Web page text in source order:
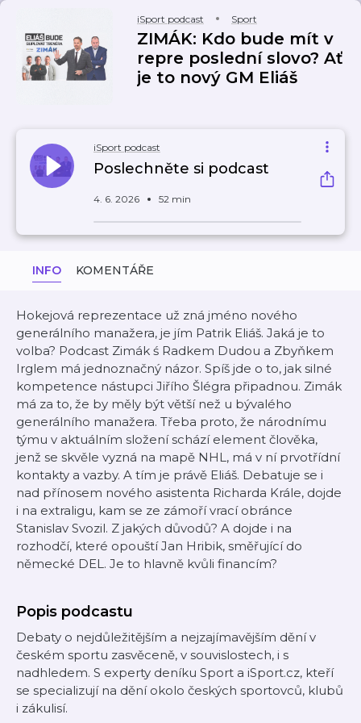
iSport podcast Sport
ZIMÁK: Kdo bude mít v
repre poslední slovo? Ať
je to nový GM Eliáš
iSport podcast
Poslechněte si podcast
4. 6. 2026 52 min
INFO KOMENTÁŘE
Hokejová reprezentace už zná jméno nového
generálního manažera, je jím Patrik Eliáš. Jaká je to
volba? Podcast Zimák ś Radkem Dudou a Zbyňkem
Irglem má jednoznačný názor. Spíš jde o to, jak silné
kompetence nástupci Jiřího Šlégra připadnou. Zimák
má za to, že by měly být větší než u bývalého
generálního manažera. Třeba proto, že národnímu
týmu v aktuálním složení schází element člověka,
jenž se skvěle vyzná na mapě NHL, má v ní prvotřídní
kontakty a vazby. A tím je právě Eliáš. Debatuje se i
nad přínosem nového asistenta Richarda Krále, dojde
i na extraligu, kam se ze zámoří vrací obránce
Stanislav Svozil. Z jakých důvodů? A dojde i na
rozhodčí, které opouští Jan Hribik, směřující do
německé DEL. Je to hlavně kvůli financím?
Popis podcastu
Debaty o nejdůležitějším a nejzajímavějším dění v
českém sportu zasvěceně, v souvislostech, i s
nadhledem. S experty deníku Sport a iSport.cz, kteří
se specializují na dění okolo českých sportovců, klubů
i zákulisí.